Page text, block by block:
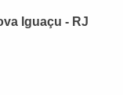
Iguaçu - RJ